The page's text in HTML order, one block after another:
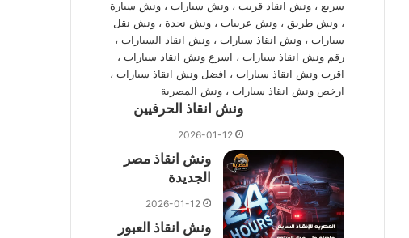
ونش انقاذ الحرفيين
2026-01-12
ونش انقاذ مصر
الجديدة
2026-01-12
ونش انقاذ العبور